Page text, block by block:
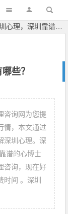
理，深圳靠谱心理咨询机构有哪些？
些？
咨询网为您提
情，本文通过
深圳心理。深
谱的心博士
咨询，现在好
时间 。深圳